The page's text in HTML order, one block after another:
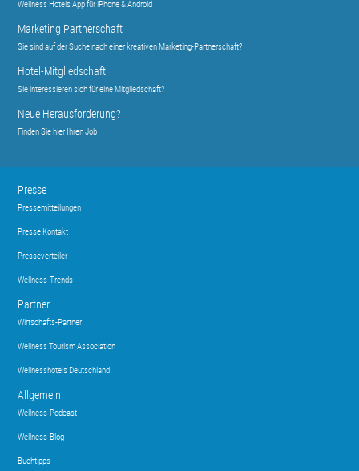
Wellness Hotels App für iPhone & Android
Marketing Partnerschaft
Sie sind auf der Suche nach einer kreativen Marketing-Partnerschaft?
Hotel-Mitgliedschaft
Sie interessieren sich für eine Mitgliedschaft?
Neue Herausforderung?
Finden Sie hier Ihren Job
Presse
Pressemitteilungen
Presse Kontakt
Presseverteiler
Wellness-Trends
Partner
Wirtschafts-Partner
Wellness Tourism Association
Wellnesshotels Deutschland
Allgemein
Wellness-Podcast
Wellness-Blog
Buchtipps